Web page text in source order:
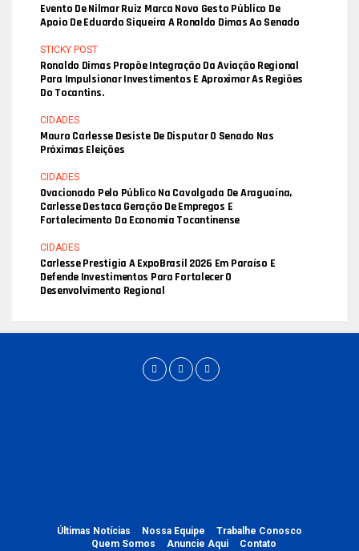
Evento De Nilmar Ruiz Marca Novo Gesto Público De
Apoio De Eduardo Siqueira A Ronaldo Dimas Ao Senado
STICKY POST
Ronaldo Dimas Propõe Integração Da Aviação Regional
Para Impulsionar Investimentos E Aproximar As Regiões
Do Tocantins.
CIDADES
Mauro Carlesse Desiste De Disputar O Senado Nas
Próximas Eleições
CIDADES
Ovacionado Pelo Público Na Cavalgada De Araguaína,
Carlesse Destaca Geração De Empregos E
Fortalecimento Da Economia Tocantinense
CIDADES
Carlesse Prestigia A ExpoBrasil 2026 Em Paraíso E
Defende Investimentos Para Fortalecer O
Desenvolvimento Regional
Últimas Notícias Nossa Equipe
Trabalhe Conosco
Quem Somos
Anuncie Aqui Contato